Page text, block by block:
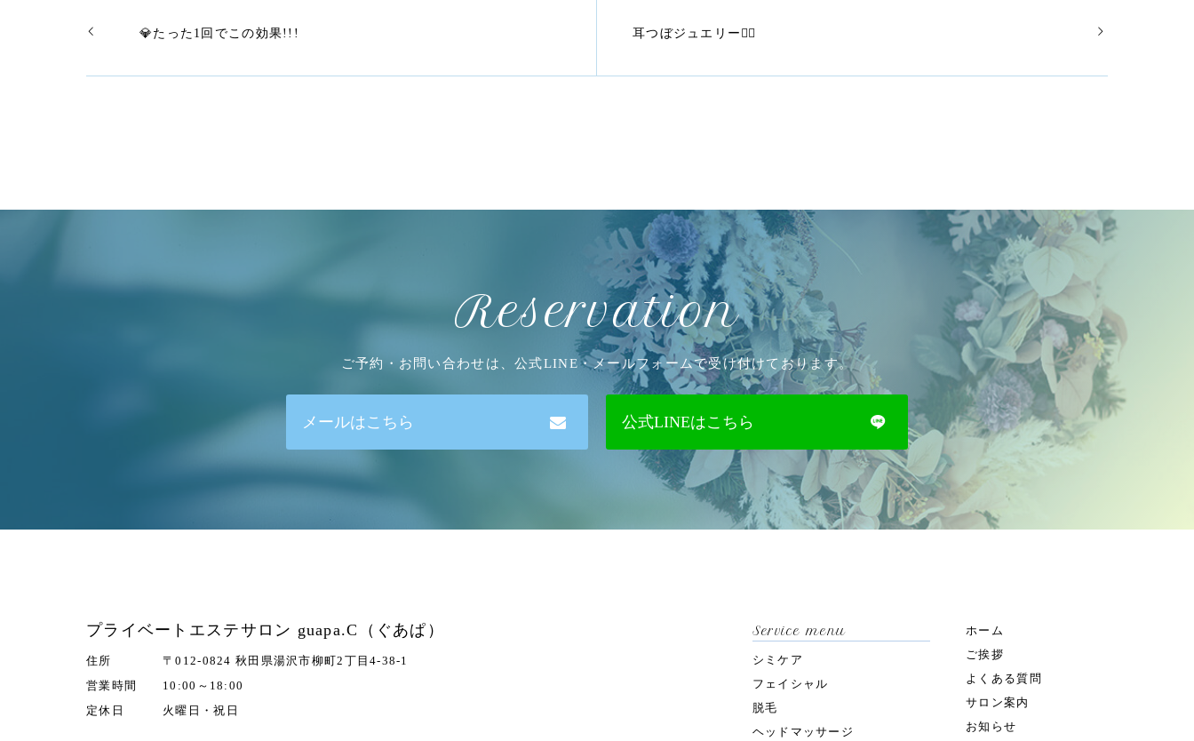
💎たった1回でこの効果!!! 耳つぼジュエリー👂🏻
Reservation
ご予約・お問い合わせは、公式LINE・メールフォームで受け付けております。
メールはこちら 公式LINEはこちら
プライベートエステサロン guapa.C（ぐあぱ）
住所
〒012-0824 秋田県湯沢市柳町2丁目4-38-1
営業時間
10:00～18:00
定休日
火曜日・祝日
Service menu
シミケア
フェイシャル
脱毛
ヘッドマッサージ
ホーム
ご挨拶
よくある質問
サロン案内
お知らせ